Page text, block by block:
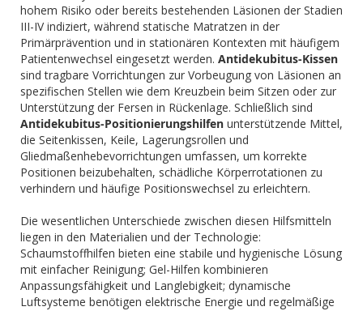
hohem Risiko oder bereits bestehenden Läsionen der Stadien
III-IV indiziert, während statische Matratzen in der
Primärprävention und in stationären Kontexten mit häufigem
Patientenwechsel eingesetzt werden. Antidekubitus-Kissen
sind tragbare Vorrichtungen zur Vorbeugung von Läsionen an
spezifischen Stellen wie dem Kreuzbein beim Sitzen oder zur
Unterstützung der Fersen in Rückenlage. Schließlich sind
Antidekubitus-Positionierungshilfen unterstützende Mittel,
die Seitenkissen, Keile, Lagerungsrollen und
Gliedmaßenhebevorrichtungen umfassen, um korrekte
Positionen beizubehalten, schädliche Körperrotationen zu
verhindern und häufige Positionswechsel zu erleichtern.
Die wesentlichen Unterschiede zwischen diesen Hilfsmitteln
liegen in den Materialien und der Technologie:
Schaumstoffhilfen bieten eine stabile und hygienische Lösung
mit einfacher Reinigung; Gel-Hilfen kombinieren
Anpassungsfähigkeit und Langlebigkeit; dynamische
Luftsysteme benötigen elektrische Energie und regelmäßige